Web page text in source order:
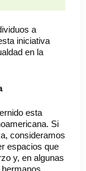
a
iniciativa
en la
esta
Si
consideramos
espacios que
y, en algunas